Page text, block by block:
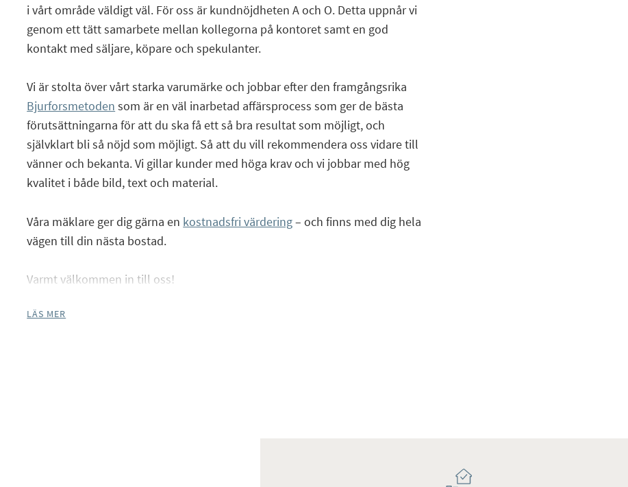
i vårt område väldigt väl. För oss är kundnöjdheten A och O. Detta uppnår vi
genom ett tätt samarbete mellan kollegorna på kontoret samt en god
kontakt med säljare, köpare och spekulanter.
Vi är stolta över vårt starka varumärke och jobbar efter den framgångsrika
Bjurforsmetoden som är en väl inarbetad affärsprocess som ger de bästa
förutsättningarna för att du ska få ett så bra resultat som möjligt, och
självklart bli så nöjd som möjligt. Så att du vill rekommendera oss vidare till
vänner och bekanta. Vi gillar kunder med höga krav och vi jobbar med hög
kvalitet i både bild, text och material.
Våra mäklare ger dig gärna en kostnadsfri värdering– och finns med dig hela
vägen till din nästa bostad.
Varmt välkommen in till oss!
LÄS MER
Facebook